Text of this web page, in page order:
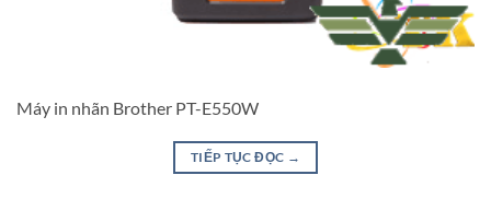
Máy in nhãn Brother PT-E550W
TIẾP TỤC ĐỌC →